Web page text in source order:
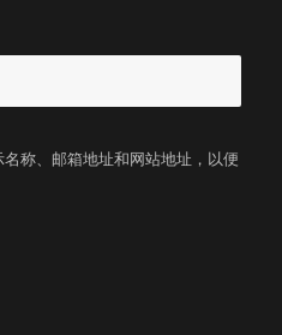
称、邮箱地址和网站地址，以便